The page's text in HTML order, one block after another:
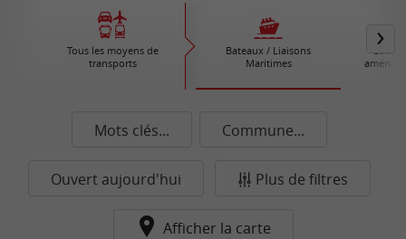
Tous les moyens de
transports
Bateaux / Liaisons
Maritimes
Mots clés... Commune...
Ouvert aujourd'hui Plus de filtres
Afficher la carte